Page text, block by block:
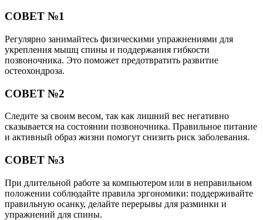
СОВЕТ №1
Регулярно занимайтесь физическими упражнениями для
укрепления мышц спины и поддержания гибкости
позвоночника. Это поможет предотвратить развитие
остеохондроза.
СОВЕТ №2
Следите за своим весом, так как лишний вес негативно
сказывается на состоянии позвоночника. Правильное питание
и активный образ жизни помогут снизить риск заболевания.
СОВЕТ №3
При длительной работе за компьютером или в неправильном
положении соблюдайте правила эргономики: поддерживайте
правильную осанку, делайте перерывы для разминки и
упражнений для спины.